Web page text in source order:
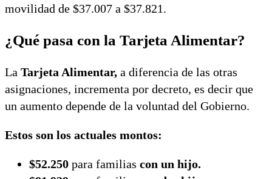
movilidad de $37.007 a $37.821.
¿Qué pasa con la Tarjeta Alimentar?
La Tarjeta Alimentar, a diferencia de las otras
asignaciones, incrementa por decreto, es decir que
un aumento depende de la voluntad del Gobierno.
Estos son los actuales montos:
$52.250 para familias con un hijo.